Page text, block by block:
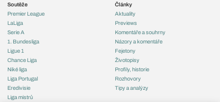
Soutěže
Premier League
LaLiga
Serie A
1. Bundesliga
Ligue 1
Chance Liga
Niké liga
Liga Portugal
Eredivisie
Liga mistrů
Články
Aktuality
Previews
Komentáře a souhrny
Názory a komentáře
Fejetony
Životopisy
Profily, historie
Rozhovory
Tipy a analýzy